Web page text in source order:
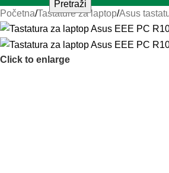
Pretraži
Početna/Tastature za laptop/Asus
Click to enlarge